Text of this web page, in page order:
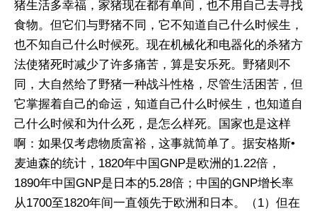
猪生活多幸福，家猪现在都有单间，也不用自己去寻找
食物。但它们与野猪不同，它不知道自己什么时候生，
也不知自己什么时候死。现在机械化和电器化的杀猪方
法使猪死时减少了许多痛苦，算是安乐死。野猪则不
同，大自然给了野猪一种战斗性格，尽管生活困苦，但
它掌握着自己的命运，知道自己什么时候生，也知道自
己什么时候和为什么死，是怎么样死。国家也是这样
啊：如果仅考虑物质富裕，这事就简单了。据安格斯•
麦迪森的统计，1820年中国GNP是欧洲的1.22倍，
1890年中国GNP是日本的5.28倍；中国的GNP增长率
从1700至1820年间一直领先于欧洲和日本。（1）但在